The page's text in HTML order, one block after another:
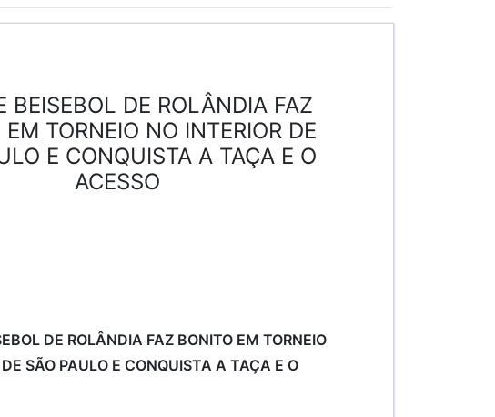
BEISEBOL DE ROLÂNDIA FAZ
EM TORNEIO NO INTERIOR DE
E CONQUISTA A TAÇA E O
ACESSO
DE ROLÂNDIA FAZ BONITO EM TORNEIO
SÃO PAULO E CONQUISTA A TAÇA E O